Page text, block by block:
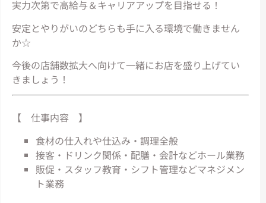
実力次第で高給与＆キャリアアップを目指せる！
安定とやりがいのどちらも手に入る環境で働きません
か☆
今後の店舗数拡大へ向けて一緒にお店を盛り上げてい
きましょう！
【 仕事内容 】
食材の仕入れや仕込み・調理全般
接客・ドリンク関係・配膳・会計などホール業務
販促・スタッフ教育・シフト管理などマネジメン
ト業務